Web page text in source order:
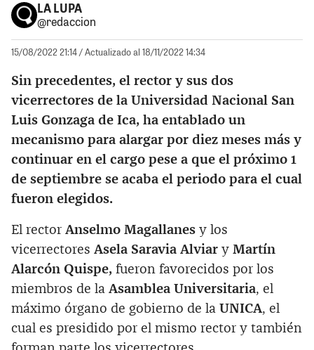
LA LUPA
@redaccion
15/08/2022 21:14/ Actualizado al 18/11/2022 14:34
Sin precedentes, el rector y sus dos
vicerrectores de la Universidad Nacional San
Luis Gonzaga de Ica, ha entablado un
mecanismo para alargar por diez meses más y
continuar en el cargo pese a que el próximo 1
de septiembre se acaba el periodo para el cual
fueron elegidos.
El rector Anselmo Magallanes y los
vicerrectores Asela Saravia Alviar y Martín
Alarcón Quispe, fueron favorecidos por los
miembros de la Asamblea Universitaria, el
máximo órgano de gobierno de la UNICA, el
cual es presidido por el mismo rector y también